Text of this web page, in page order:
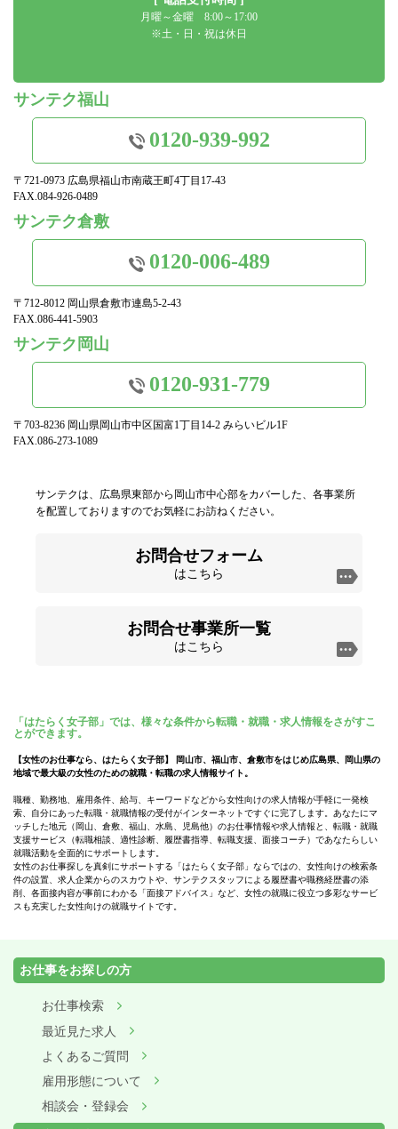
月曜～金曜 8:00～17:00
※土・日・祝は休日
サンテク福山
0120-939-992
〒721-0973 広島県福山市南蔵王町4丁目17-43
FAX.084-926-0489
サンテク倉敷
0120-006-489
〒712-8012 岡山県倉敷市連島5-2-43
FAX.086-441-5903
サンテク岡山
0120-931-779
〒703-8236 岡山県岡山市中区国富1丁目14-2 みらいビル1F
FAX.086-273-1089
サンテクは、広島県東部から岡山市中心部をカバーした、各事業所
を配置しておりますのでお気軽にお訪ねください。
お問合せフォーム
はこちら
お問合せ事業所一覧
はこちら
「はたらく女子部」では、様々な条件から転職・就職・求人情報をさがすこ
とができます。
【女性のお仕事なら、はたらく女子部】 岡山市、福山市、倉敷市をはじめ広島県、岡山県の
地域で最大級の女性のための就職・転職の求人情報サイト。
職種、勤務地、雇用条件、給与、キーワードなどから女性向けの求人情報が手軽に一発検
索、自分にあった転職・就職情報の受付がインターネットですぐに完了します。あなたにマ
ッチした地元（岡山、倉敷、福山、水島、児島他）のお仕事情報や求人情報と、転職・就職
支援サービス（転職相談、適性診断、履歴書指導、転職支援、面接コーチ）であなたらしい
就職活動を全面的にサポートします。
女性のお仕事探しを真剣にサポートする「はたらく女子部」ならではの、女性向けの検索条
件の設置、求人企業からのスカウトや、サンテクスタッフによる履歴書や職務経歴書の添
削、各面接内容が事前にわかる「面接アドバイス」など、女性の就職に役立つ多彩なサービ
スも充実した女性向けの就職サイトです。
お仕事をお探しの方
お仕事検索
最近見た求人
よくあるご質問
雇用形態について
相談会・登録会